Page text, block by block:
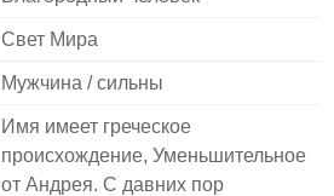
Свет Мира
Мужчина / сильны
Имя имеет греческое
происхождение, Уменьшительное
от Андрея. С давних пор